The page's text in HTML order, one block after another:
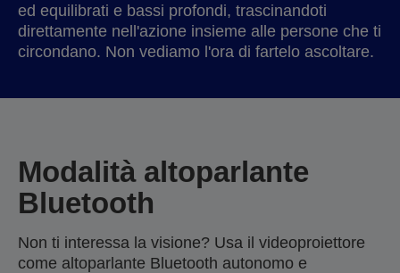
ed equilibrati e bassi profondi, trascinandoti
direttamente nell'azione insieme alle persone che ti
circondano. Non vediamo l'ora di fartelo ascoltare.
Modalità altoparlante
Bluetooth
Non ti interessa la visione? Usa il videoproiettore
come altoparlante Bluetooth autonomo e